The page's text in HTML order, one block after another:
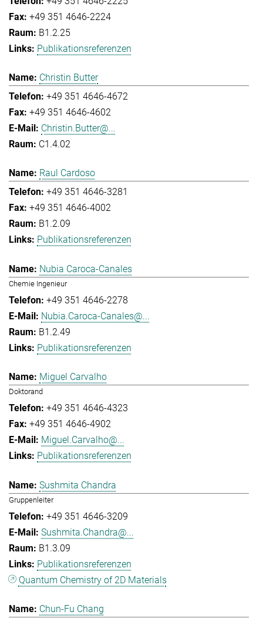
+49 351 4646-2224
B1.2.25
Publikationsreferenzen
Christin Butter
+49 351 4646-4672
+49 351 4646-4602
Christin.Butter@...
C1.4.02
Raul Cardoso
+49 351 4646-3281
+49 351 4646-4002
B1.2.09
Publikationsreferenzen
Nubia Caroca-Canales
Chemie Ingenieur
+49 351 4646-2278
Nubia.Caroca-Canales@...
B1.2.49
Publikationsreferenzen
Miguel Carvalho
Doktorand
+49 351 4646-4323
+49 351 4646-4902
Miguel.Carvalho@...
Publikationsreferenzen
Sushmita Chandra
Gruppenleiter
+49 351 4646-3209
Sushmita.Chandra@...
B1.3.09
Publikationsreferenzen
Quantum Chemistry of 2D Materials
Chun-Fu Chang